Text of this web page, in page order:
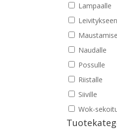
Lampaalle
Leivitykseen
Naudalle
Possulle
Riistalle
Siiville
Wok-